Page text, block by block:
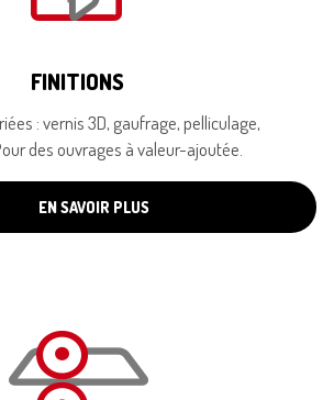
FINITIONS
: vernis 3D, gaufrage, pelliculage,
des ouvrages à valeur-ajoutée.
EN SAVOIR PLUS